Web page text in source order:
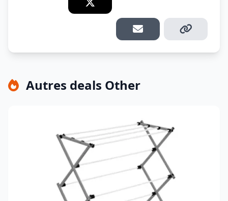
Autres deals Other